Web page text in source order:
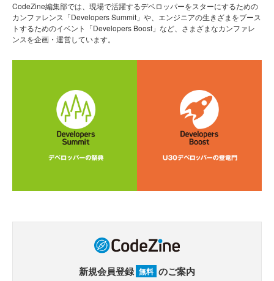
CodeZine編集部では、現場で活躍するデベロッパーをスターにするための
カンファレンス「Developers Summit」や、エンジニアの生きざまをブース
トするためのイベント「Developers Boost」など、さまざまなカンファレ
ンスを企画・運営しています。
新規会員登録 無料 のご案内